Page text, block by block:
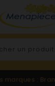
marques :